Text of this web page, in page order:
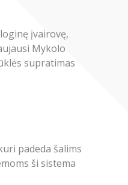
įvairovę,
Mykolo
supratimas
padeda šalims
ši sistema